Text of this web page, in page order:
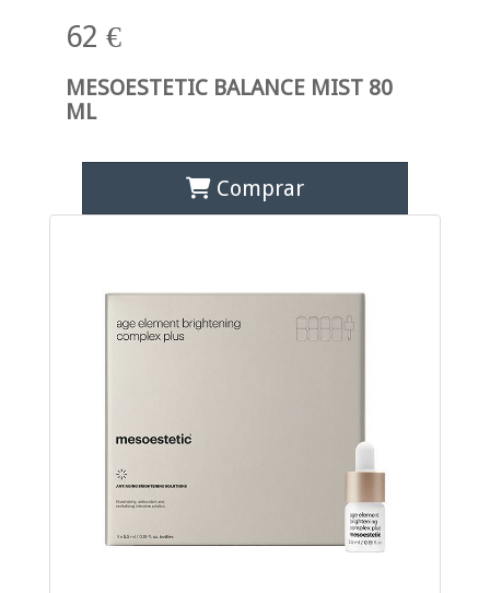
62 €
MESOESTETIC BALANCE MIST 80
ML
Comprar